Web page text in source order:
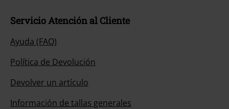
Servicio Atención al Cliente
Ayuda (FAQ)
Política de Devolución
Devolver un artículo
Información de tallas generales